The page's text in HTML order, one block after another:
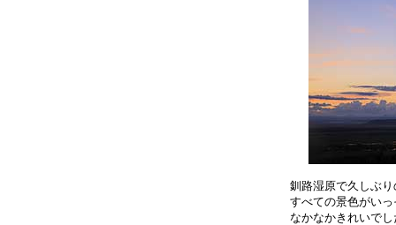
釧路湿原で久しぶ
すべての景色がい
なかなかきれいで